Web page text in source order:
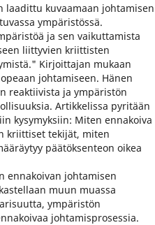
laadittu kuvaamaan johtamisen
ympäristössä.
ja sen vaikuttamista
liittyvien kriittisten
Kirjoittajan mukaan
johtamiseen. Hänen
reaktiivista ja ympäristön
Artikkelissa pyritään
kysymyksiin: Miten ennakoiva
kriittiset tekijät, miten
päätöksenteon oikea
ennakoivan johtamisen
muun muassa
ympäristön
johtamisprosessia.